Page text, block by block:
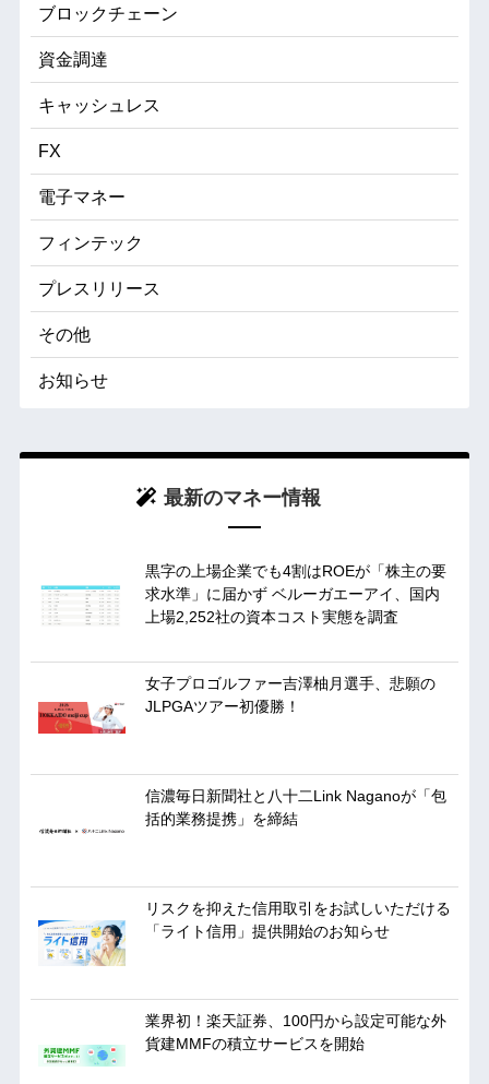
ブロックチェーン
資金調達
キャッシュレス
FX
電子マネー
フィンテック
プレスリリース
その他
お知らせ
最新のマネー情報
黒字の上場企業でも4割はROEが「株主の要
求水準」に届かず ベルーガエーアイ、国内
上場2,252社の資本コスト実態を調査
女子プロゴルファー吉澤柚月選手、悲願の
JLPGAツアー初優勝！
信濃毎日新聞社と八十二Link Naganoが「包
括的業務提携」を締結
リスクを抑えた信用取引をお試しいただける
「ライト信用」提供開始のお知らせ
業界初！楽天証券、100円から設定可能な外
貨建MMFの積立サービスを開始